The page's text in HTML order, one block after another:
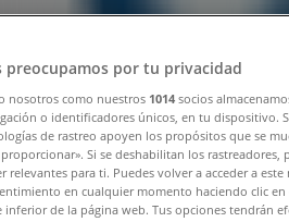
preocupamos por tu privacidad
nosotros como nuestros 1014 socios
o identificadores únicos, en tu dispositivo.
de rastreo apoyen los propósitos que se
Si se deshabilitan los
relevantes para ti. Puedes volver a acceder a
en cualquier momento haciendo clic
inferior de la página web. Tus opciones tendrán